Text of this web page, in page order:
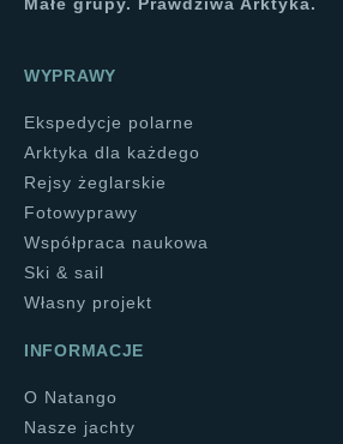
Małe grupy. Prawdziwa Arktyka.
WYPRAWY
Ekspedycje polarne
Arktyka dla każdego
Rejsy żeglarskie
Fotowyprawy
Współpraca naukowa
Ski & sail
Własny projekt
INFORMACJE
O Natango
Nasze jachty